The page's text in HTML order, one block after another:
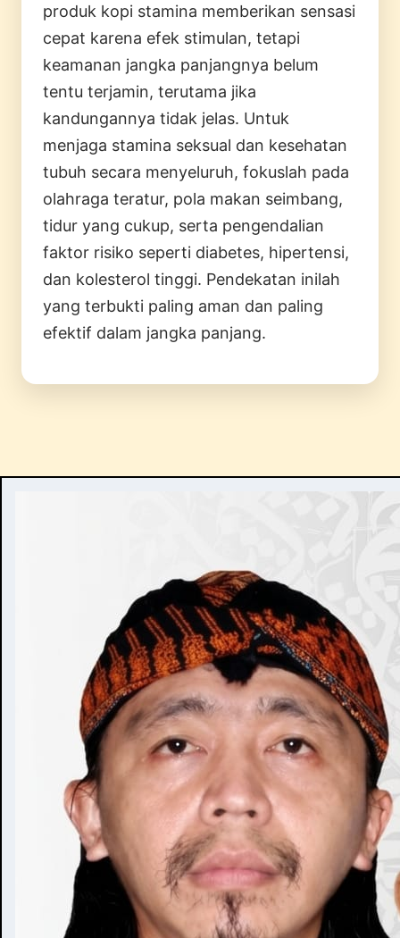
produk kopi stamina memberikan sensasi
cepat karena efek stimulan, tetapi
keamanan jangka panjangnya belum
tentu terjamin, terutama jika
kandungannya tidak jelas. Untuk
menjaga stamina seksual dan kesehatan
tubuh secara menyeluruh, fokuslah pada
olahraga teratur, pola makan seimbang,
tidur yang cukup, serta pengendalian
faktor risiko seperti diabetes, hipertensi,
dan kolesterol tinggi. Pendekatan inilah
yang terbukti paling aman dan paling
efektif dalam jangka panjang.